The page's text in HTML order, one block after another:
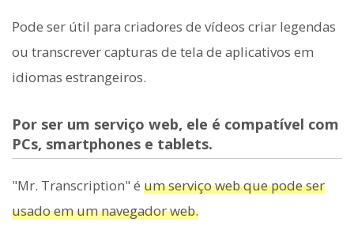
Pode ser útil para criadores de vídeos criar legendas
ou transcrever capturas de tela de aplicativos em
idiomas estrangeiros.
Por ser um serviço web, ele é compatível com
PCs, smartphones e tablets.
"Mr. Transcription" é um serviço web que pode ser
usado em um navegador web.